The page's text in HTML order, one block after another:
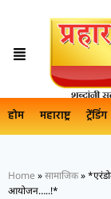
होम महाराष्ट्र ट्रेंडिंग
Home »सामाजिक»
आयोजन…..!*